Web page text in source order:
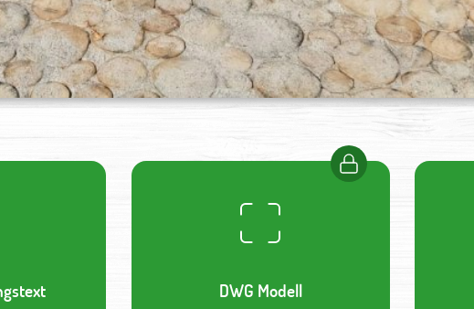
DWG Modell